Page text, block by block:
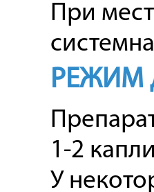
При
РЕЖИМ
1-2
У